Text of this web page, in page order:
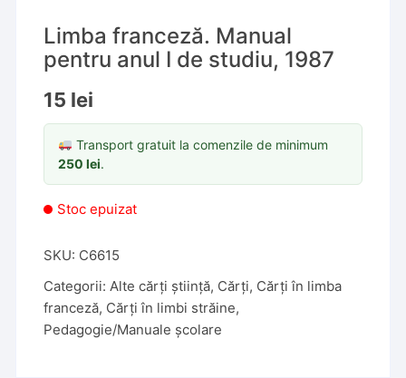
Limba franceză. Manual
pentru anul I de studiu, 1987
15 lei
Transport gratuit la comenzile de minimum
250lei.
Stoc epuizat
SKU: C6615
Categorii:Alte cărți știință, Cărți, Cărți în limba
franceză, Cărți în limbi străine,
Pedagogie/Manuale școlare